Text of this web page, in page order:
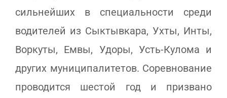
сильнейших в специальности среди
водителей из Сыктывкара, Ухты, Инты,
Воркуты, Емвы, Удоры, Усть-Кулома и
других муниципалитетов. Соревнование
проводится шестой год и призвано